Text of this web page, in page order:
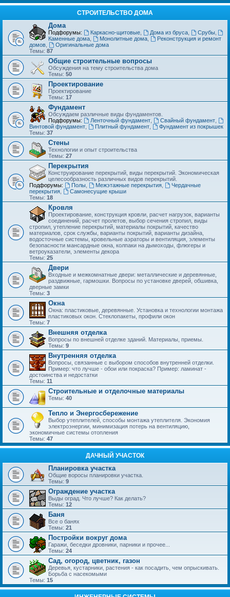
СТРОИТЕЛЬСТВО ДОМА
Дома
Подфорумы: Каркасно-щитовые, Дома из бруса, Срубы,
Каменные дома
Монолитные дома,
Реконструкция и ремонт
домов
Оригинальные дома
Темы: 87
Общие строительные вопросы
Обсуждения на тему строительства дома
Темы: 50
Проектирование
Проектирование
Темы: 17
Фундамент
Обсуждаем различные виды фундаментов.
Подфорумы:
Ленточный фундамент, Свайный фундамент,
Винтовой фундамент
Плитный фундамент,
Фундамент из покрышек
Темы: 37
Стены
Технологии и опыт строительства
Темы: 27
Перекрытия
Конструирование перекрытий, виды перекрытий. Экономическая
целесообразность различных видов перекрытий.
Подфорумы:
Полы, Межэтажные перекрытия,
Чердачные
перекрытия
Самонесущие крыши
Темы: 18
Кровля
Проектирование, конструкция кровли, расчет нагрузок, варианты
соединений, расчет пролетов, выбор сечения стропил, виды
стропил, утепление перекрытий, материалы покрытий, качество
материалов, срок службы, варианты покрытий, варианты дизайна,
водосточные системы, кровельные аэраторы и вентиляция, элементы
безопасности мансардные окна, колпаки на дымоходы, флюгеры и
ветроуказатели, элементы декора
Темы: 25
Двери
Входные и межкомнатные двери: металлические и деревянные,
раздвижные, гармошки. Вопросы по установке дверей, обшивка,
дверные замки
Темы: 3
Окна
Окна: пластиковые, деревянные. Установка и технологии монтажа
пластиковых окон. Стеклопакеты, профили окон
Темы: 7
Внешняя отделка
Вопросы по внешней отделке зданий. Материалы, приемы.
Темы: 9
Внутренняя отделка
Вопросы, связанные с выбором способов внутренней отделки.
Пример: что лучше - обои или покраска? Пример: ламинат -
достоинства и недостатки
Темы: 11
Строительные и отделочные материалы
Темы: 40
Тепло и Энергосбережение
Выбор утеплителей, способы монтажа утеплителя. Экономия
электроэнергии, минимизация потерь на вентиляцию,
экономичные системы отопления
Темы: 47
ДАЧНЫЙ УЧАСТОК
Планировка участка
Общие воросы планировки участка.
Темы: 9
Ограждение участка
Выды оград. Что лучше? Как делать?
Темы: 12
Баня
Все о банях
Темы: 21
Постройки вокруг дома
Гаражи, беседки дровники, парники и прочее...
Темы: 24
Сад, огород, цветник, газон
Деревья, кустарники, растения - как посадить, чем опрыскивать.
Борьба с насекомыми
Темы: 15